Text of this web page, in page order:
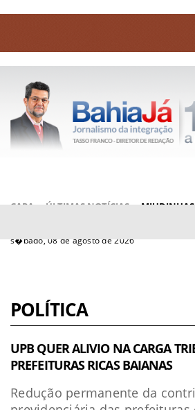
CAPA ÚLTIMAS NOTÍCIAS MIUDINHAS
s�bado, 08 de agosto de 2026
POLÍTICA
UPB QUER ALIVIO NA CARGA
PREFEITURAS RICAS BAIANAS
Redução permanente da